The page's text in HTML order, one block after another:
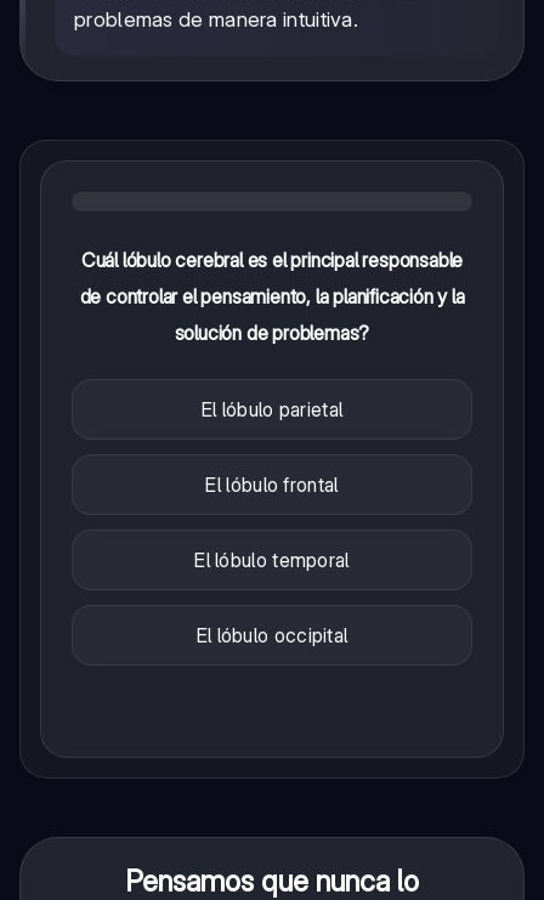
problemas de manera intuitiva.
Cuál lóbulo cerebral es el principal responsable
de controlar el pensamiento, la planificación y la
solución de problemas?
El lóbulo parietal
El lóbulo frontal
El lóbulo temporal
El lóbulo occipital
Pensamos que nunca lo